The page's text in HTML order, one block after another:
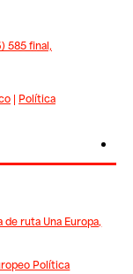
585 final,
| Política
ruta Una Europa,
Política